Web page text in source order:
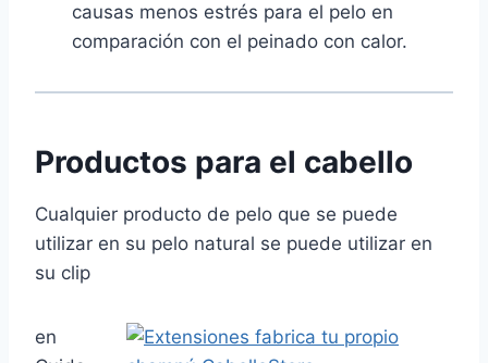
causas menos estrés para el pelo en
comparación con el peinado con calor.
Productos para el cabello
Cualquier producto de pelo que se puede
utilizar en su pelo natural se puede utilizar en
su clip
en